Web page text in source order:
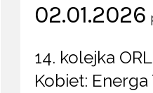
02.01.2026
14. kolejka
Kobiet: